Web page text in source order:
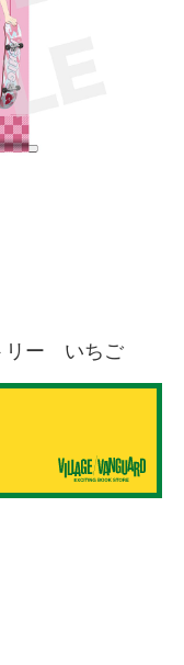
リー いちご